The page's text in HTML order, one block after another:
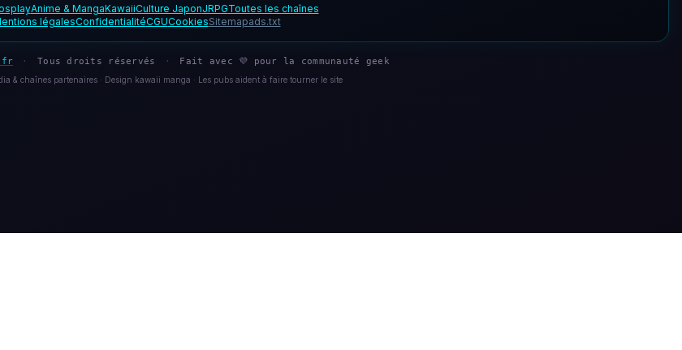
Anime & MangaKawaiiCulture JaponJRPGToutes les chaînes
légalesConfidentialitéCGUCookiesSitemapads.txt
· Tous droits réservés · Fait avec 💜 pour la communauté geek
& chaînes partenaires · Design kawaii manga · Les pubs aident à faire tourner le site